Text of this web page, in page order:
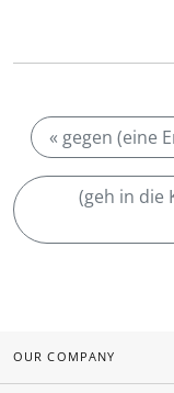
« gegen (eine
(geh in die
OUR COMPANY